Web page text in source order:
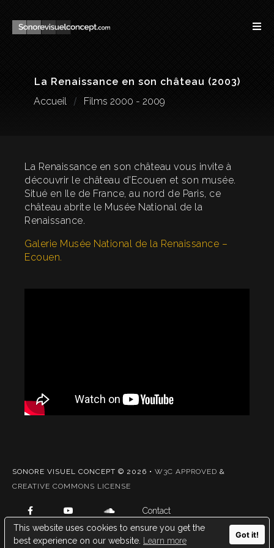
This website uses cookies to ensure you get the
best experience on our website.
Learn more
Got it!
La Renaissance en son château (2003)
Accueil
Films 2000 - 2009
La Renaissance en son château vous invite à
découvrir le château d’Ecouen et son musée.
Situé en Ile de France, au nord de Paris, ce
château abrite le Musée National de la
Renaissance.
Galerie Musée National de la Renaissance –
Ecouen.
SONORE VISUEL CONCEPT © 2026 • W3C APPROVED &
CREATIVE COMMONS LICENSE
Contact
Mentions légales